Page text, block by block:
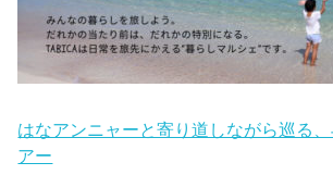
はなアンニャーと寄り道しながら巡る
アー